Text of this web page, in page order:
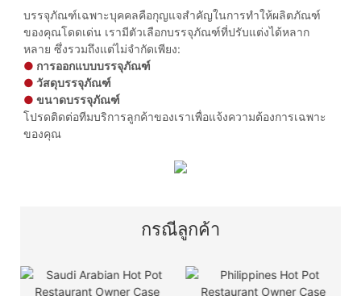
บรรจุภัณฑ์เฉพาะบุคคลคือกุญแจสำคัญในการทำให้ผลิตภัณฑ์
ของคุณโดดเด่น เรามีตัวเลือกบรรจุภัณฑ์ที่ปรับแต่งได้หลาก
หลาย ซึ่งรวมถึงแต่ไม่จำกัดเพียง:
● การออกแบบบรรจุภัณฑ์
●วัสดุบรรจุภัณฑ์
●ขนาดบรรจุภัณฑ์
โปรดติดต่อทีมบริการลูกค้าของเราเพื่อแจ้งความต้องการเฉพาะ
ของคุณ
กรณีลูกค้า